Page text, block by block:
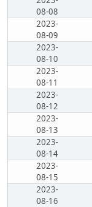
08-08
2023-
08-09
2023-
08-10
2023-
08-11
2023-
08-12
2023-
08-13
2023-
08-14
2023-
08-15
2023-
08-16